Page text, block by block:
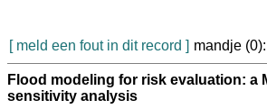
[ meld een fout in dit record ] mandje (0):
Flood modeling for risk evaluation: a
sensitivity analysis